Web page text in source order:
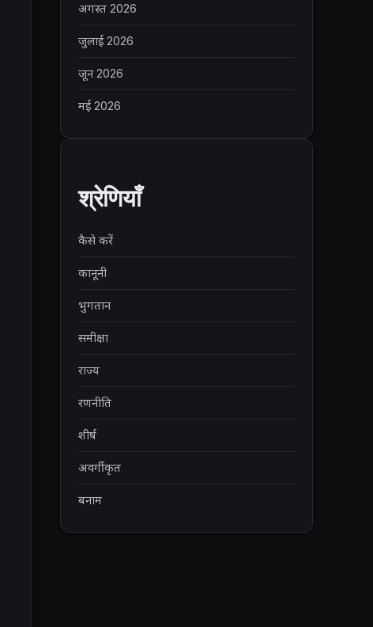
अगस्त 2026
जुलाई 2026
जून 2026
मई 2026
श्रेणियाँ
कैसे करें
कानूनी
भुगतान
समीक्षा
राज्य
रणनीति
शीर्ष
अवर्गीकृत
बनाम